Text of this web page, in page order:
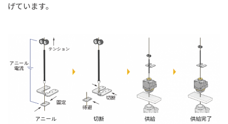
げています。